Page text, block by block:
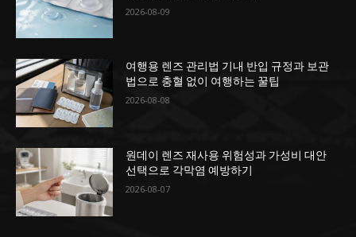
2026-08-09
여행용 렌즈 관리법 기내 반입 규정과 보관
법으로 충혈 없이 여행하는 꿀팁
2026-08-08
원데이 렌즈 재사용 위험성과 가성비 대안
선택으로 각막염 예방하기
2026-08-07